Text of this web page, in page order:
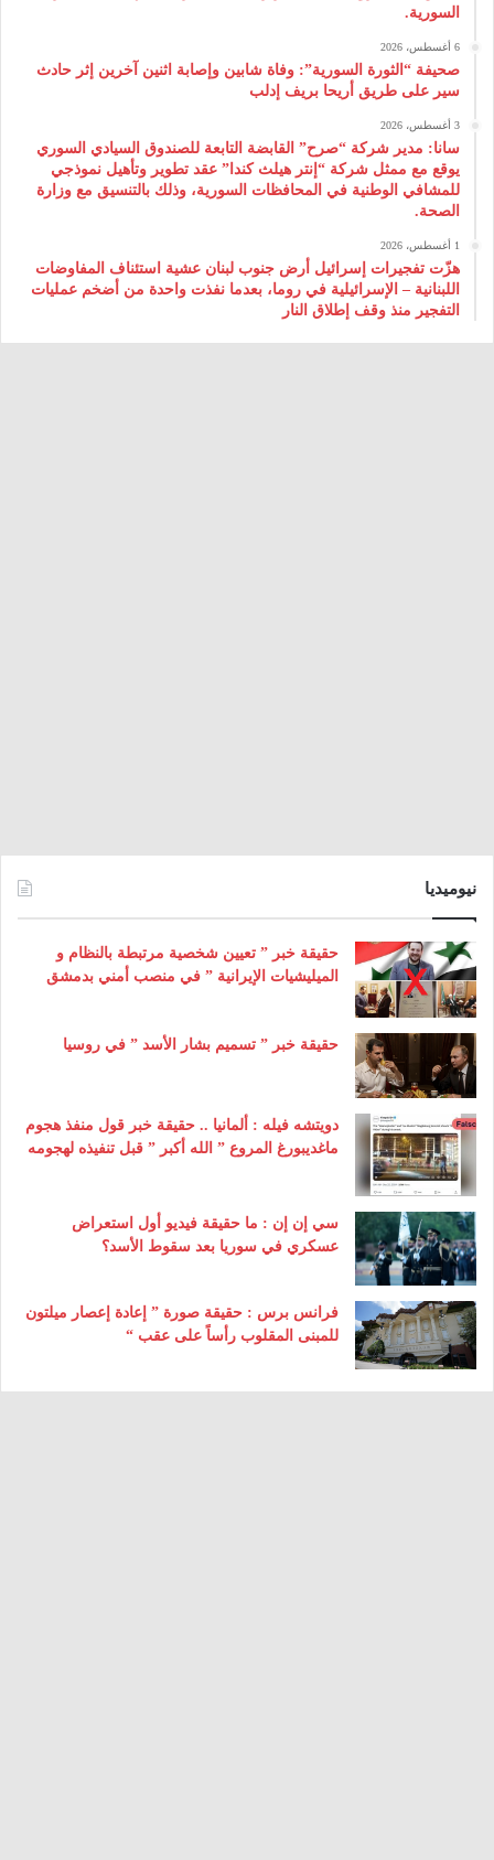
السورية.
6 أغسطس، 2026
صحيفة “الثورة السورية”: وفاة شابين وإصابة اثنين آخرين إثر حادث
سير على طريق أريحا بريف إدلب
3 أغسطس، 2026
سانا: مدير شركة “صرح” القابضة التابعة للصندوق السيادي السوري
يوقع مع ممثل شركة “إنتر هيلث كندا” عقد تطوير وتأهيل نموذجي
للمشافي الوطنية في المحافظات السورية، وذلك بالتنسيق مع وزارة
الصحة.
1 أغسطس، 2026
هزّت تفجيرات إسرائيل أرض جنوب لبنان عشية استئناف المفاوضات
اللبنانية – الإسرائيلية في روما، بعدما نفذت واحدة من أضخم عمليات
التفجير منذ وقف إطلاق النار
نيوميديا
حقيقة خبر ” تعيين شخصية مرتبطة بالنظام و
الميليشيات الإيرانية ” في منصب أمني بدمشق
حقيقة خبر ” تسميم بشار الأسد ” في روسيا
دويتشه فيله : ألمانيا .. حقيقة خبر قول منفذ هجوم
ماغديبورغ المروع ” الله أكبر ” قبل تنفيذه لهجومه
سي إن إن : ما حقيقة فيديو أول استعراض
عسكري في سوريا بعد سقوط الأسد؟
فرانس برس : حقيقة صورة ” إعادة إعصار ميلتون
للمبنى المقلوب رأساً على عقب “